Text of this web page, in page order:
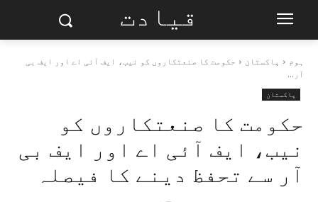
قیادت
ہوم پاکستان
حکومت کا صنعتکاروں کو نیب، ایف آئی اے اور ایف بی
آر...
پاکستان
حکومت کا صنعتکاروں کو
نیب، ایف آئی اے اور ایف بی
آر سے تحفظ دینے کا فیصلہ